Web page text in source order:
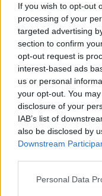
If you wish to opt-out
processing of your
targeted advertising
section to confirm
opt-out request is
interest-based ads
us or personal
your opt-out. You
disclosure of your
IAB’s list of
also be disclosed by
Downstream
Please note that this
Personal Data
i
Su
345
da